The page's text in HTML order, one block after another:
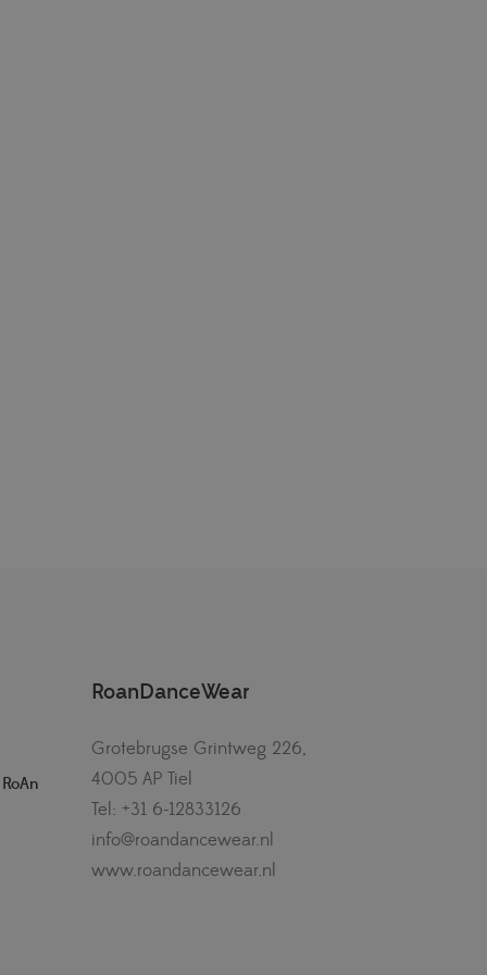
RoanDanceWear
Grotebrugse Grintweg 226,
4005 AP Tiel
Tel: +31 6-12833126
info@roandancewear.nl
www.roandancewear.nl